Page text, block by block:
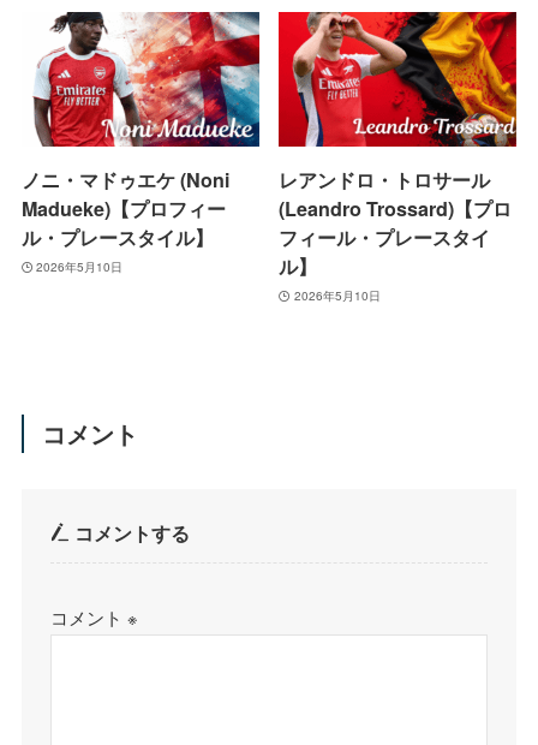
ノニ・マドゥエケ (Noni
Madueke)【プロフィー
ル・プレースタイル】
2026年5月10日
レアンドロ・トロサール
(Leandro Trossard)【プロ
フィール・プレースタイ
ル】
2026年5月10日
コメント
コメントする
コメント※